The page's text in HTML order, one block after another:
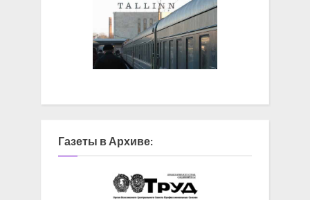
Газеты в Архиве: